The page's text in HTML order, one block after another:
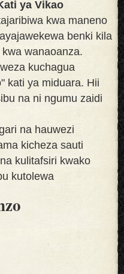
ya Vikao
kwa maneno
benki kila
wanaoanza.
kuchagua
kati ya miduara. Hii
na ni ngumu zaidi
na hauwezi
kicheza sauti
kulitafsiri kwako
kutolewa